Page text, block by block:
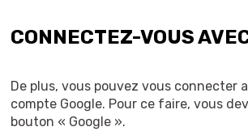
CONNECTEZ-VOUS
De plus, vous pouvez vous connecter
compte Google. Pour ce faire, vous
bouton « Google ».